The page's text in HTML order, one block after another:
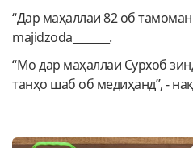
“Дар маҳаллаи 82 об тамоман
majidzoda_______.
“Мо дар маҳаллаи Сурхоб
танҳо шаб об медиҳанд”, -